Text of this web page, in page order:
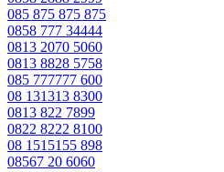
085 875 875 875
0858 777 34444
0813 2070 5060
0813 8828 5758
085 777777 600
08 131313 8300
0813 822 7899
0822 8222 8100
08 1515155 898
08567 20 6060